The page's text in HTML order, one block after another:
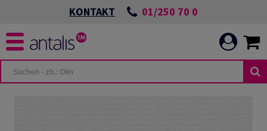
KONTAKT 01/250 70 0